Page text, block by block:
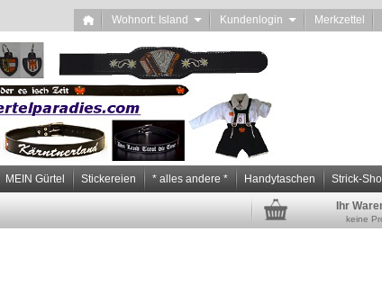
Wohnort: Island Kundenlogin Merkzettel
MEIN Gürtel Stickereien * alles andere * Handytaschen Strick-
Ihr
keine